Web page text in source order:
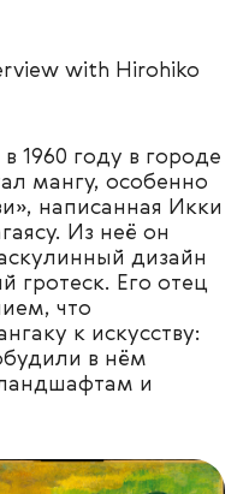
1960 году в городе
мангу, особенно
написанная Икки
Из неё он
дизайн
гротеск. Его отец
что
к искусству:
в нём
и